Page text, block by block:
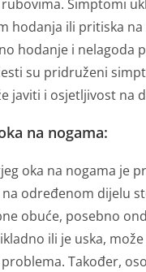
Simptomi
hodanja ili pritiska na
hodanje i nelagoda
su pridruženi
javiti i osjetljivost na
na nogama:
oka na nogama je
određenom dijelu
obuće, posebno
ili je uska,
Također,